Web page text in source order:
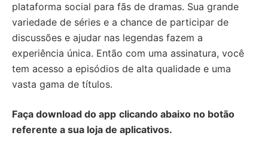
plataforma social para fãs de dramas. Sua grande
variedade de séries e a chance de participar de
discussões e ajudar nas legendas fazem a
experiência única. Então com uma assinatura, você
tem acesso a episódios de alta qualidade e uma
vasta gama de títulos.
Faça download do app clicando abaixo no botão
referente a sua loja de aplicativos.